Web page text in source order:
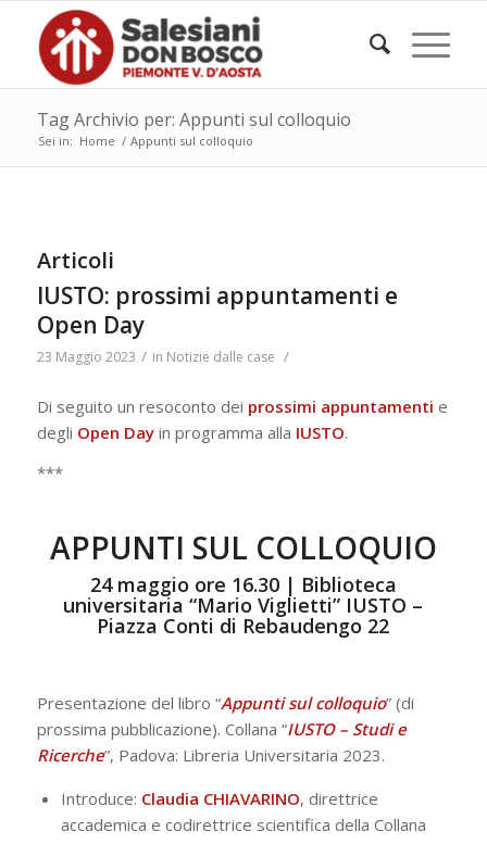
Tag Archivio per: Appunti sul colloquio
Sei in: Home / Appunti sul colloquio
Articoli
IUSTO: prossimi appuntamenti e
Open Day
23 Maggio 2023 / in Notizie dalle case /
Di seguito un resoconto dei prossimi appuntamenti e
degli Open Dayin programma alla IUSTO.
***
APPUNTI SUL COLLOQUIO
24 maggio ore 16.30 | Biblioteca
universitaria “Mario Viglietti” IUSTO –
Piazza Conti di Rebaudengo 22
Presentazione del libro “Appunti sul colloquio” (di
prossima pubblicazione). Collana “IUSTO – Studi e
Ricerche”, Padova: Libreria Universitaria 2023.
Introduce: Claudia CHIAVARINO, direttrice
accademica e codirettrice scientifica della Collana